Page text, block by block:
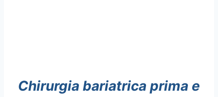
Chirurgia bariatrica prima e